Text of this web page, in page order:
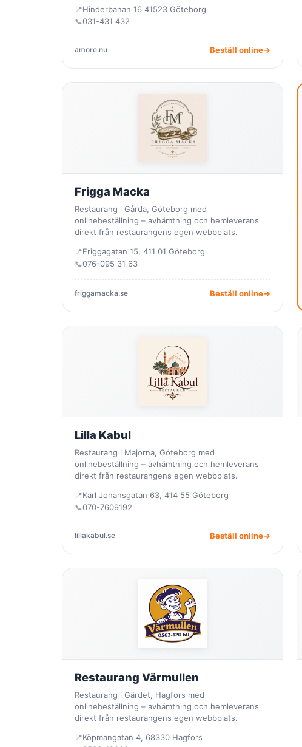
📍Hinderbanan 16 41523 Göteborg
📞031-431 432
amore.nu Beställ online
Frigga Macka
Restaurang i Gårda, Göteborg med
onlinebeställning – avhämtning och hemleverans
direkt från restaurangens egen webbplats.
📍Friggagatan 15, 411 01 Göteborg
📞076-095 31 63
friggamacka.se Beställ online
Lilla Kabul
Restaurang i Majorna, Göteborg med
onlinebeställning – avhämtning och hemleverans
direkt från restaurangens egen webbplats.
📍Karl Johansgatan 63, 414 55 Göteborg
📞070-7609192
lillakabul.se Beställ online
Restaurang Värmullen
Restaurang i Gärdet, Hagfors med
onlinebeställning – avhämtning och hemleverans
direkt från restaurangens egen webbplats.
📍Köpmangatan 4, 68330 Hagfors